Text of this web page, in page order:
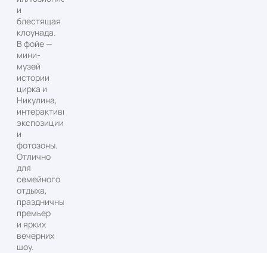
и
блестящая
клоунада.
В фойе —
мини-
музей
истории
цирка и
Никулина,
интерактивные
экспозиции
и
фотозоны.
Отлично
для
семейного
отдыха,
праздничных
премьер
и ярких
вечерних
шоу.